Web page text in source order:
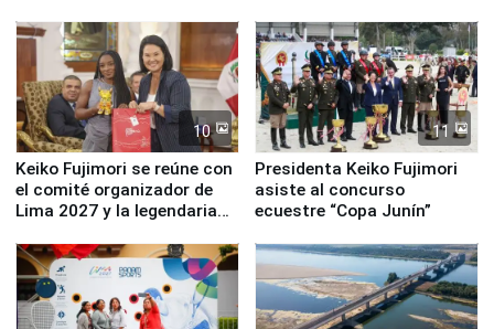
10
Keiko Fujimori se reúne con
el comité organizador de
Lima 2027 y la legendaria
11
Presidenta Keiko Fujimori
asiste al concurso
ecuestre “Copa Junín”